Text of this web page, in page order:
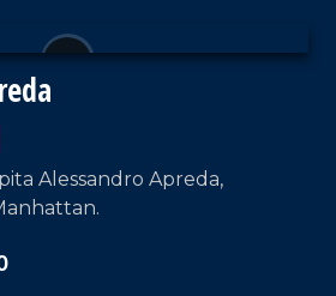
Alessandro Apreda,